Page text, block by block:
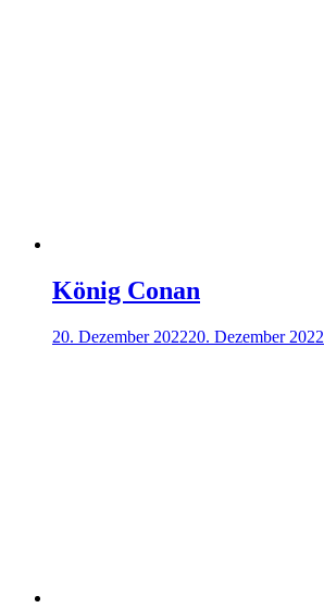
König Conan
20. Dezember 202220. Dezember 2022